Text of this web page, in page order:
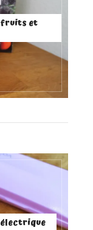
fruits et